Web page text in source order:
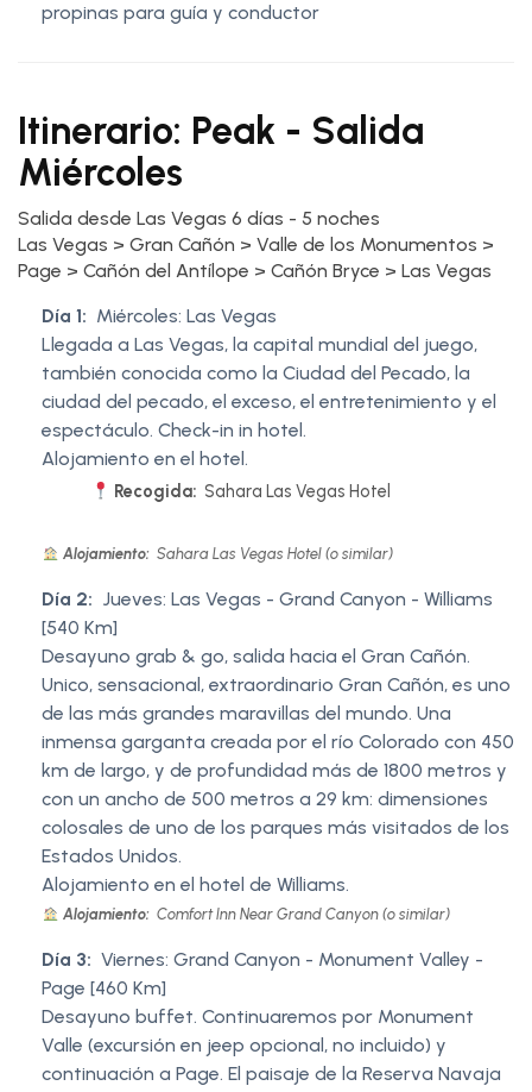
propinas para guía y conductor
Itinerario: Peak - Salida
Miércoles
Salida desde Las Vegas 6 días - 5 noches
Las Vegas > Gran Cañón > Valle de los Monumentos >
Page > Cañón del Antílope > Cañón Bryce > Las Vegas
Día 1: Miércoles: Las Vegas
Llegada a Las Vegas, la capital mundial del juego,
también conocida como la Ciudad del Pecado, la
ciudad del pecado, el exceso, el entretenimiento y el
espectáculo. Check-in in hotel.
Alojamiento en el hotel.
Recogida: Sahara Las Vegas Hotel
Alojamiento: Sahara Las Vegas Hotel (o similar)
Día 2: Jueves: Las Vegas - Grand Canyon - Williams
[540 Km]
Desayuno grab & go, salida hacia el Gran Cañón.
Unico, sensacional, extraordinario Gran Cañón, es uno
de las más grandes maravillas del mundo. Una
inmensa garganta creada por el río Colorado con 450
km de largo, y de profundidad más de 1800 metros y
con un ancho de 500 metros a 29 km: dimensiones
colosales de uno de los parques más visitados de los
Estados Unidos.
Alojamiento en el hotel de Williams.
Alojamiento: Comfort Inn Near Grand Canyon (o similar)
Día 3: Viernes: Grand Canyon - Monument Valley -
Page [460 Km]
Desayuno buffet. Continuaremos por Monument
Valle (excursión en jeep opcional, no incluido) y
continuación a Page. El paisaje de la Reserva Navaja